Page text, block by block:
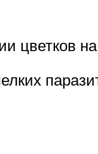
цветков